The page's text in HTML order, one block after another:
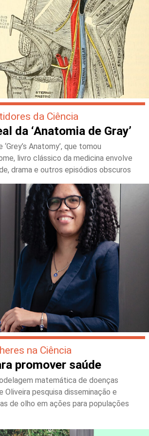
da Ciência
da ‘Anatomia de Gray’
Anatomy’, que tomou
livro clássico da medicina envolve
drama e outros episódios obscuros
na Ciência
promover saúde
matemática de doenças
Oliveira pesquisa disseminação e
de olho em ações para populações